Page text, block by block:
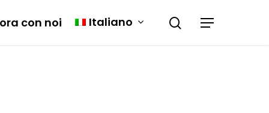
con noi Italiano